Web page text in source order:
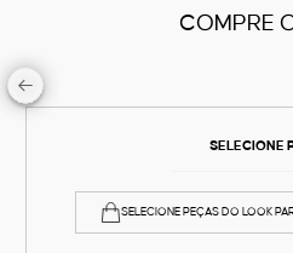
COMPRE
SELECIONE
SELECIONE PEÇAS DO LOOK